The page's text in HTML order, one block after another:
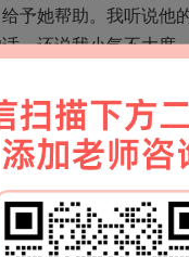
予她帮助。我听说他
，还说我小气不大度
种压力我实在抗不来
言是有一定道理。但
干净净，你才同意和
在那个女人身上都觉